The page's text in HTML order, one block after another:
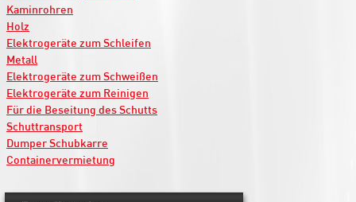
Kaminrohren
Holz
Elektrogeräte zum Schleifen
Metall
Elektrogeräte zum Schweißen
Elektrogeräte zum Reinigen
Für die Beseitung des Schutts
Schuttransport
Dumper Schubkarre
Containervermietung